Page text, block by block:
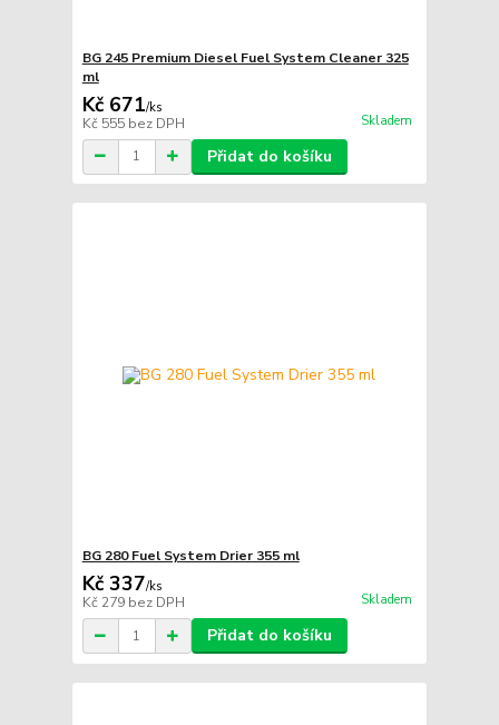
BG 245 Premium Diesel Fuel System Cleaner 325
ml
Kč 671/ks
Kč 555 bez DPH Skladem
Přidat do košíku
BG 280 Fuel System Drier 355 ml
Kč 337/ks
Kč 279 bez DPH Skladem
Přidat do košíku